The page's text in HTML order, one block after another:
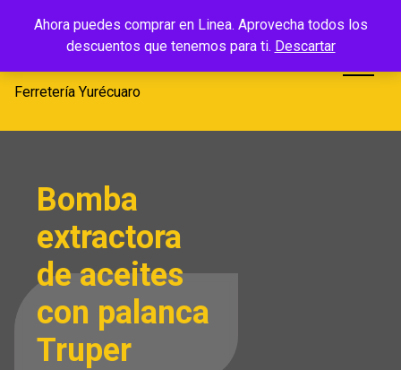
Ahora puedes comprar en Linea. Aprovecha todos los
descuentos que tenemos para ti. Descartar
Ferretería
Yurécuaro
Ferretería Yurécuaro
Bomba
extractora
de aceites
con palanca
Truper